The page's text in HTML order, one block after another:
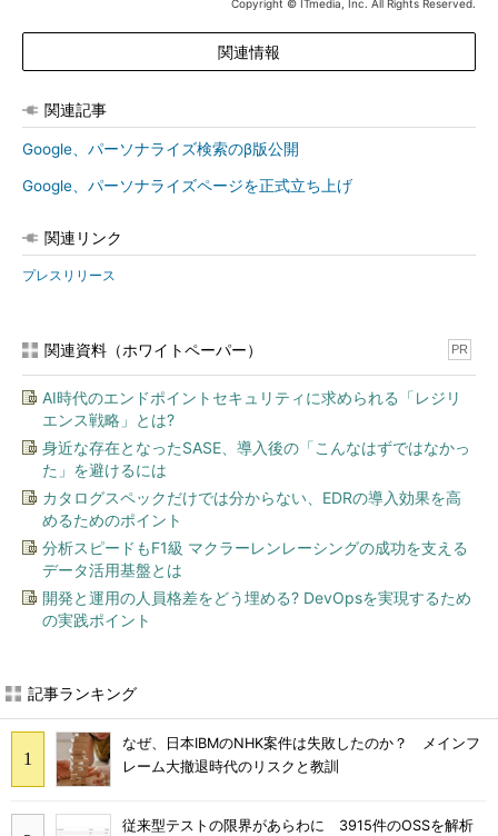
Copyright © ITmedia, Inc. All Rights Reserved.
関連情報
関連記事
Google、パーソナライズ検索のβ版公開
Google、パーソナライズページを正式立ち上げ
関連リンク
プレスリリース
関連資料（ホワイトペーパー） PR
AI時代のエンドポイントセキュリティに求められる「レジリ
エンス戦略」とは?
身近な存在となったSASE、導入後の「こんなはずではなかっ
た」を避けるには
カタログスペックだけでは分からない、EDRの導入効果を高
めるためのポイント
分析スピードもF1級 マクラーレンレーシングの成功を支える
データ活用基盤とは
開発と運用の人員格差をどう埋める? DevOpsを実現するため
の実践ポイント
記事ランキング
なぜ、日本IBMのNHK案件は失敗したのか？ メインフ
レーム大撤退時代のリスクと教訓
従来型テストの限界があらわに 3915件のOSSを解析